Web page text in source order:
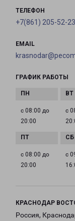
ТЕЛЕФОН
+7(861) 205-52-23
EMAIL
ГРАФИК РАБОТЫ
с 08:00 до
20:00
с
с 08:00 до
20:00
с
КРАСНОДАР
Россия,